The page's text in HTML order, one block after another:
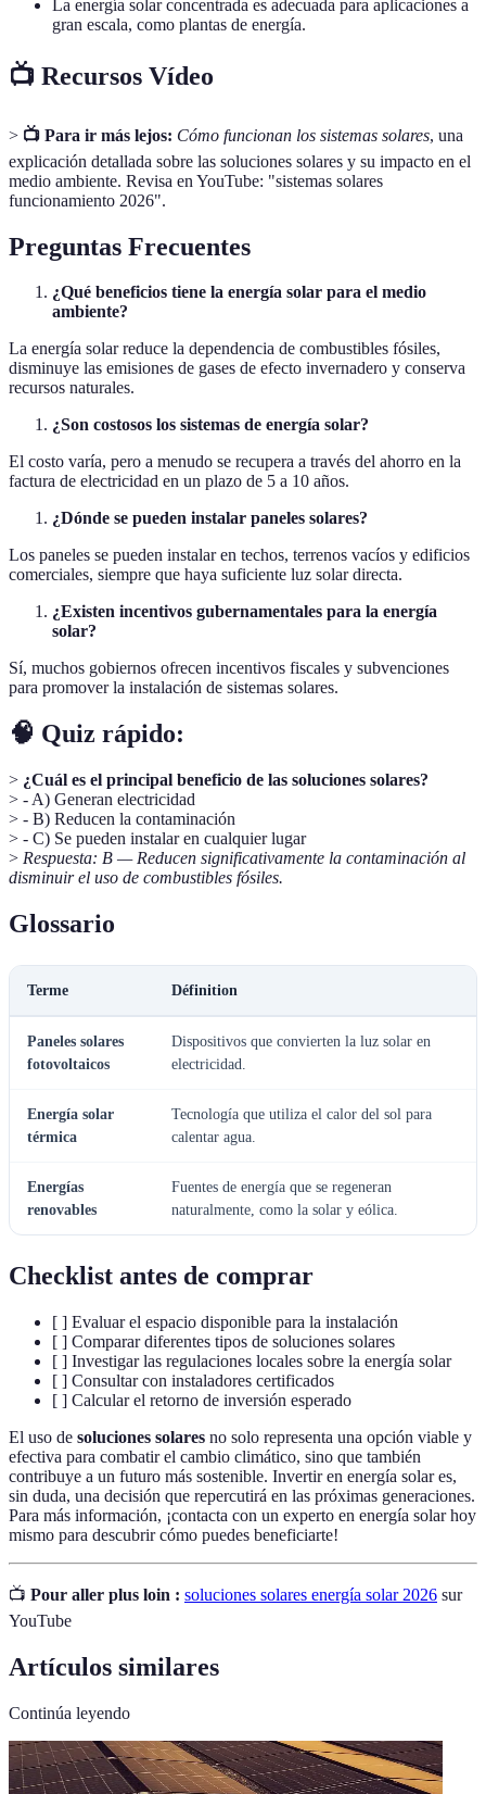
La energía solar concentrada es adecuada para aplicaciones a
gran escala, como plantas de energía.
📺 Recursos Vídeo
> 📺 Para ir más lejos: Cómo funcionan los sistemas solares, una
explicación detallada sobre las soluciones solares y su impacto en el
medio ambiente. Revisa en YouTube: "sistemas solares
funcionamiento 2026".
Preguntas Frecuentes
¿Qué beneficios tiene la energía solar para el medio
ambiente?
La energía solar reduce la dependencia de combustibles fósiles,
disminuye las emisiones de gases de efecto invernadero y conserva
recursos naturales.
¿Son costosos los sistemas de energía solar?
El costo varía, pero a menudo se recupera a través del ahorro en la
factura de electricidad en un plazo de 5 a 10 años.
¿Dónde se pueden instalar paneles solares?
Los paneles se pueden instalar en techos, terrenos vacíos y edificios
comerciales, siempre que haya suficiente luz solar directa.
¿Existen incentivos gubernamentales para la energía
solar?
Sí, muchos gobiernos ofrecen incentivos fiscales y subvenciones
para promover la instalación de sistemas solares.
🧠 Quiz rápido:
> ¿Cuál es el principal beneficio de las soluciones solares?
> - A) Generan electricidad
> - B) Reducen la contaminación
> - C) Se pueden instalar en cualquier lugar
> Respuesta: B — Reducen significativamente la contaminación al
disminuir el uso de combustibles fósiles.
Glossario
Terme Définition
Paneles solares
fotovoltaicos
Dispositivos que convierten la luz solar en
electricidad.
Energía solar
térmica
Tecnología que utiliza el calor del sol para
calentar agua.
Energías
renovables
Fuentes de energía que se regeneran
naturalmente, como la solar y eólica.
Checklist antes de comprar
[ ] Evaluar el espacio disponible para la instalación
[ ] Comparar diferentes tipos de soluciones solares
[ ] Investigar las regulaciones locales sobre la energía solar
[ ] Consultar con instaladores certificados
[ ] Calcular el retorno de inversión esperado
El uso de soluciones solares no solo representa una opción viable y
efectiva para combatir el cambio climático, sino que también
contribuye a un futuro más sostenible. Invertir en energía solar es,
sin duda, una decisión que repercutirá en las próximas generaciones.
Para más información, ¡contacta con un experto en energía solar hoy
mismo para descubrir cómo puedes beneficiarte!
📺 Pour aller plus loin : soluciones solares energía solar 2026 sur
YouTube
Artículos similares
Continúa leyendo